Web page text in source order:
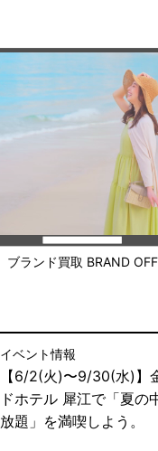
ブランド買取 BRAND OFF
イベント情報
【6/2(火)〜9/30(水)】
ドホテル 犀江で「夏の
放題」を満喫しよう。